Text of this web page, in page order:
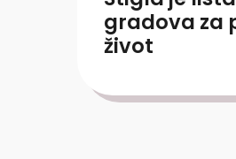
gradova za
život